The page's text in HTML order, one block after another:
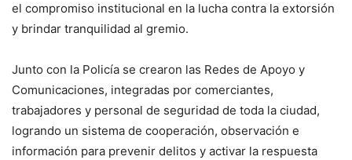
el compromiso institucional en la lucha contra la extorsión
y brindar tranquilidad al gremio.
Junto con la Policía se crearon las Redes de Apoyo y
Comunicaciones, integradas por comerciantes,
trabajadores y personal de seguridad de toda la ciudad,
logrando un sistema de cooperación, observación e
información para prevenir delitos y activar la respuesta